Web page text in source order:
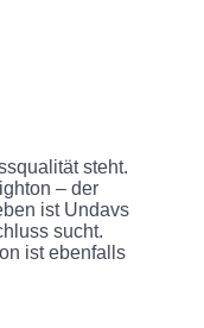
steht.
– der
ist Undavs
sucht.
ist ebenfalls